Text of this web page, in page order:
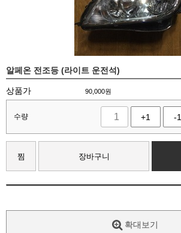
알페온 전조등 (라이트 운전석)
상품가 90,000원
수량 +1 -1
찜 장바구니
확대보기